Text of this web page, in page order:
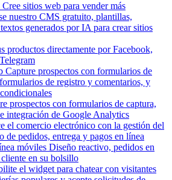
Cree sitios web para vender más
nuestro CMS gratuito, plantillas,
generados por IA para crear sitios
productos directamente por Facebook,
Capture prospectos con formularios de
de registro y comentarios, y
prospectos con formularios de captura,
integración de Google Analytics
el comercio electrónico con la gestión del
de pedidos, entrega y pagos en línea
móviles Diseño reactivo, pedidos en
en su bolsillo
el widget para chatear con visitantes